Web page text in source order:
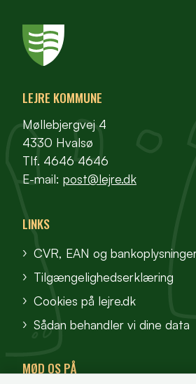
LEJRE KOMMUNE
Møllebjergvej 4
4330 Hvalsø
Tlf. 4646 4646
E-mail: post@lejre.dk
LINKS
CVR, EAN og
Tilgængelighedserklæring
Cookies på lejre.dk
Sådan behandler vi dine data
MØD OS PÅ